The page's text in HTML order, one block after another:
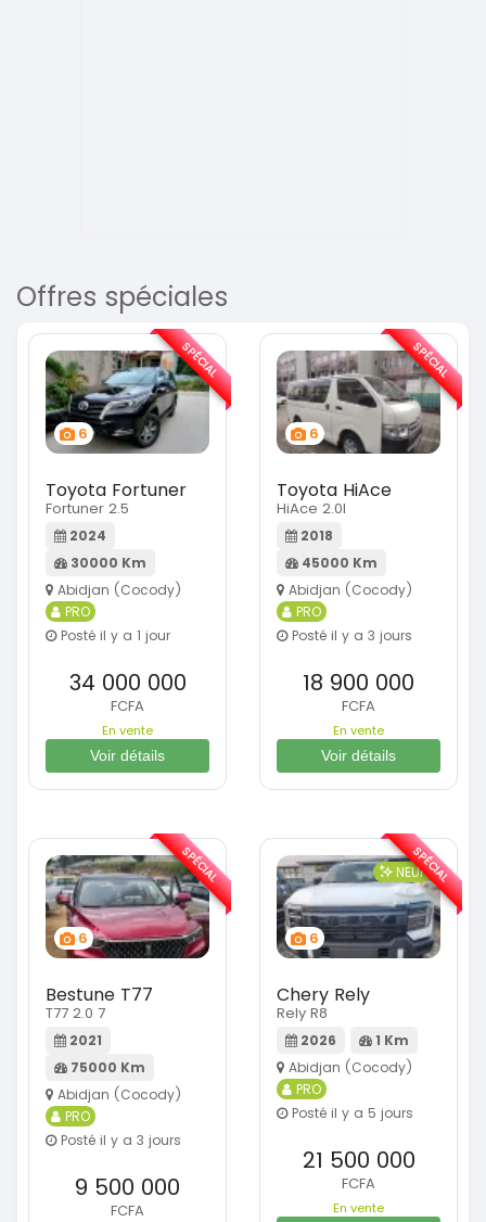
Offres spéciales
6
Toyota Fortuner
Fortuner 2.5
2024
30000 Km
Abidjan (Cocody)
PRO
Posté il y a 1 jour
34 000 000
FCFA
En vente
Voir détails
SPÉCIAL
6
Toyota HiAce
HiAce 2.0l
2018
45000 Km
Abidjan (Cocody)
PRO
Posté il y a 3 jours
18 900 000
FCFA
En vente
Voir détails
SPÉCIAL
6
Bestune T77
T77 2.0 7
2021
75000 Km
Abidjan (Cocody)
PRO
Posté il y a 3 jours
9 500 000
FCFA
SPÉCIAL
6
NEUF
Chery Rely
Rely R8
2026
1 Km
Abidjan (Cocody)
PRO
Posté il y a 5 jours
21 500 000
FCFA
En vente
SPÉCIAL